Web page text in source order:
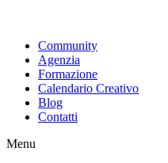
Community
Agenzia
Formazione
Calendario Creativo
Blog
Contatti
Menu